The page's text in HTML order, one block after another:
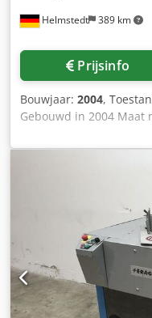
Helmstedt 389 km
Prijsinfo
Bouwjaar: 2004,
Gebouwd in 2004 Maat
mm Cedpedygvzsfx